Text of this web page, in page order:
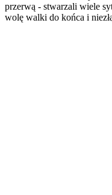
przerwą - stwarzali wiele
wolę walki do końca i